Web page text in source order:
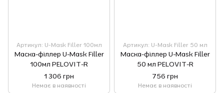
Артикул: U-Mask Filler 100мл
Маска-філлер U-Mask Filler
100мл PELOVIT-R
1 306 грн
Немає в наявності
Артикул: U-Mask Filler 50 мл
Маска-філлер U-Mask Filler
50 мл PELOVIT-R
756 грн
Немає в наявності